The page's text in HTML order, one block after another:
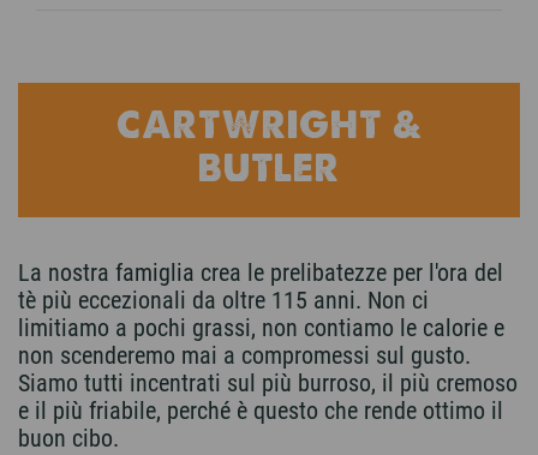
CARTWRIGHT &
BUTLER
La nostra famiglia crea le prelibatezze per l'ora del
tè più eccezionali da oltre 115 anni. Non ci
limitiamo a pochi grassi, non contiamo le calorie e
non scenderemo mai a compromessi sul gusto.
Siamo tutti incentrati sul più burroso, il più cremoso
e il più friabile, perché è questo che rende ottimo il
buon cibo.